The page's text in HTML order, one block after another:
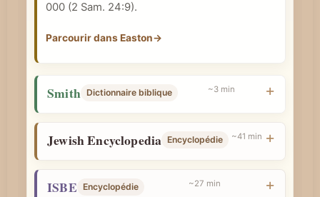
000 (2 Sam. 24:9).
Parcourir dans Easton→
Smith Dictionnaire biblique ~3 min
Jewish Encyclopedia Encyclopédie ~41 min
ISBE Encyclopédie ~27 min